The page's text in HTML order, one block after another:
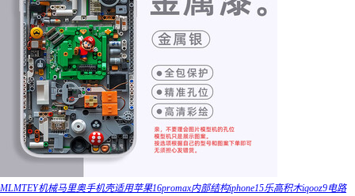
MLMTEY机械马里奥手机壳适用苹果16promax内部结构iphone15乐高积木iqooz9电路